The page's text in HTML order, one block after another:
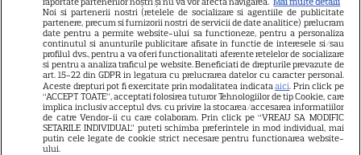
Noi si partenerii nostri (retelele de socializare si agentiile de publicitate
partenere, precum si furnizorii nostri de servicii de date analitice) prelucram
date pentru a permite website-ului sa functioneze, pentru a personaliza
continutul si anunturile publicitare afisate in functie de interesele si/sau
profilul dvs., pentru a va oferi functionalitati aferente retelelor de socializare
si pentru a analiza traficul pe website. Beneficiati de drepturile prevazute de
art. 15-22 din GDPR in legatura cu prelucrarea datelor cu caracter personal.
Aceste drepturi pot fi exercitate prin modalitatea indicataaici. Prin click pe
“ACCEPT TOATE”, acceptati folosirea tuturor Tehnologiilor de tip Cookie, care
implica inclusiv acceptul dvs. cu privire la stocarea/accesarea informatiilor
de catre Vendor-ii cu care colaboram. Prin click pe “VREAU SA MODIFIC
SETARILE INDIVIDUAL” puteti schimba preferintele in mod individual, mai
putin cele legate de cookie strict necesare pentru functionarea website-
ului.